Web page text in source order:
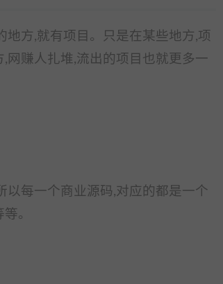
地方,就有项目。只是在某些地方,项
网赚人扎堆,流出的项目也就更多一
以每一个商业源码,对应的都是一个
。